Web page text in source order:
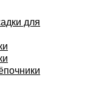
для